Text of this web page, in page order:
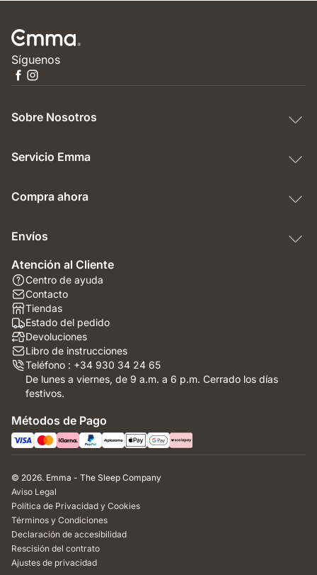
Síguenos
Sobre Nosotros
Servicio Emma
Compra ahora
Envíos
Atención al Cliente
Centro de ayuda
Contacto
Tiendas
Estado del pedido
Devoluciones
Libro de instrucciones
Teléfono : +34 930 34 24 65
De lunes a viernes, de 9 a.m. a 6 p.m. Cerrado los días
festivos.
Métodos de Pago
© 2026. Emma - The Sleep Company
Aviso Legal
Política de Privacidad y Cookies
Términos y Condiciones
Declaración de accesibilidad
Rescisión del contrato
Ajustes de privacidad